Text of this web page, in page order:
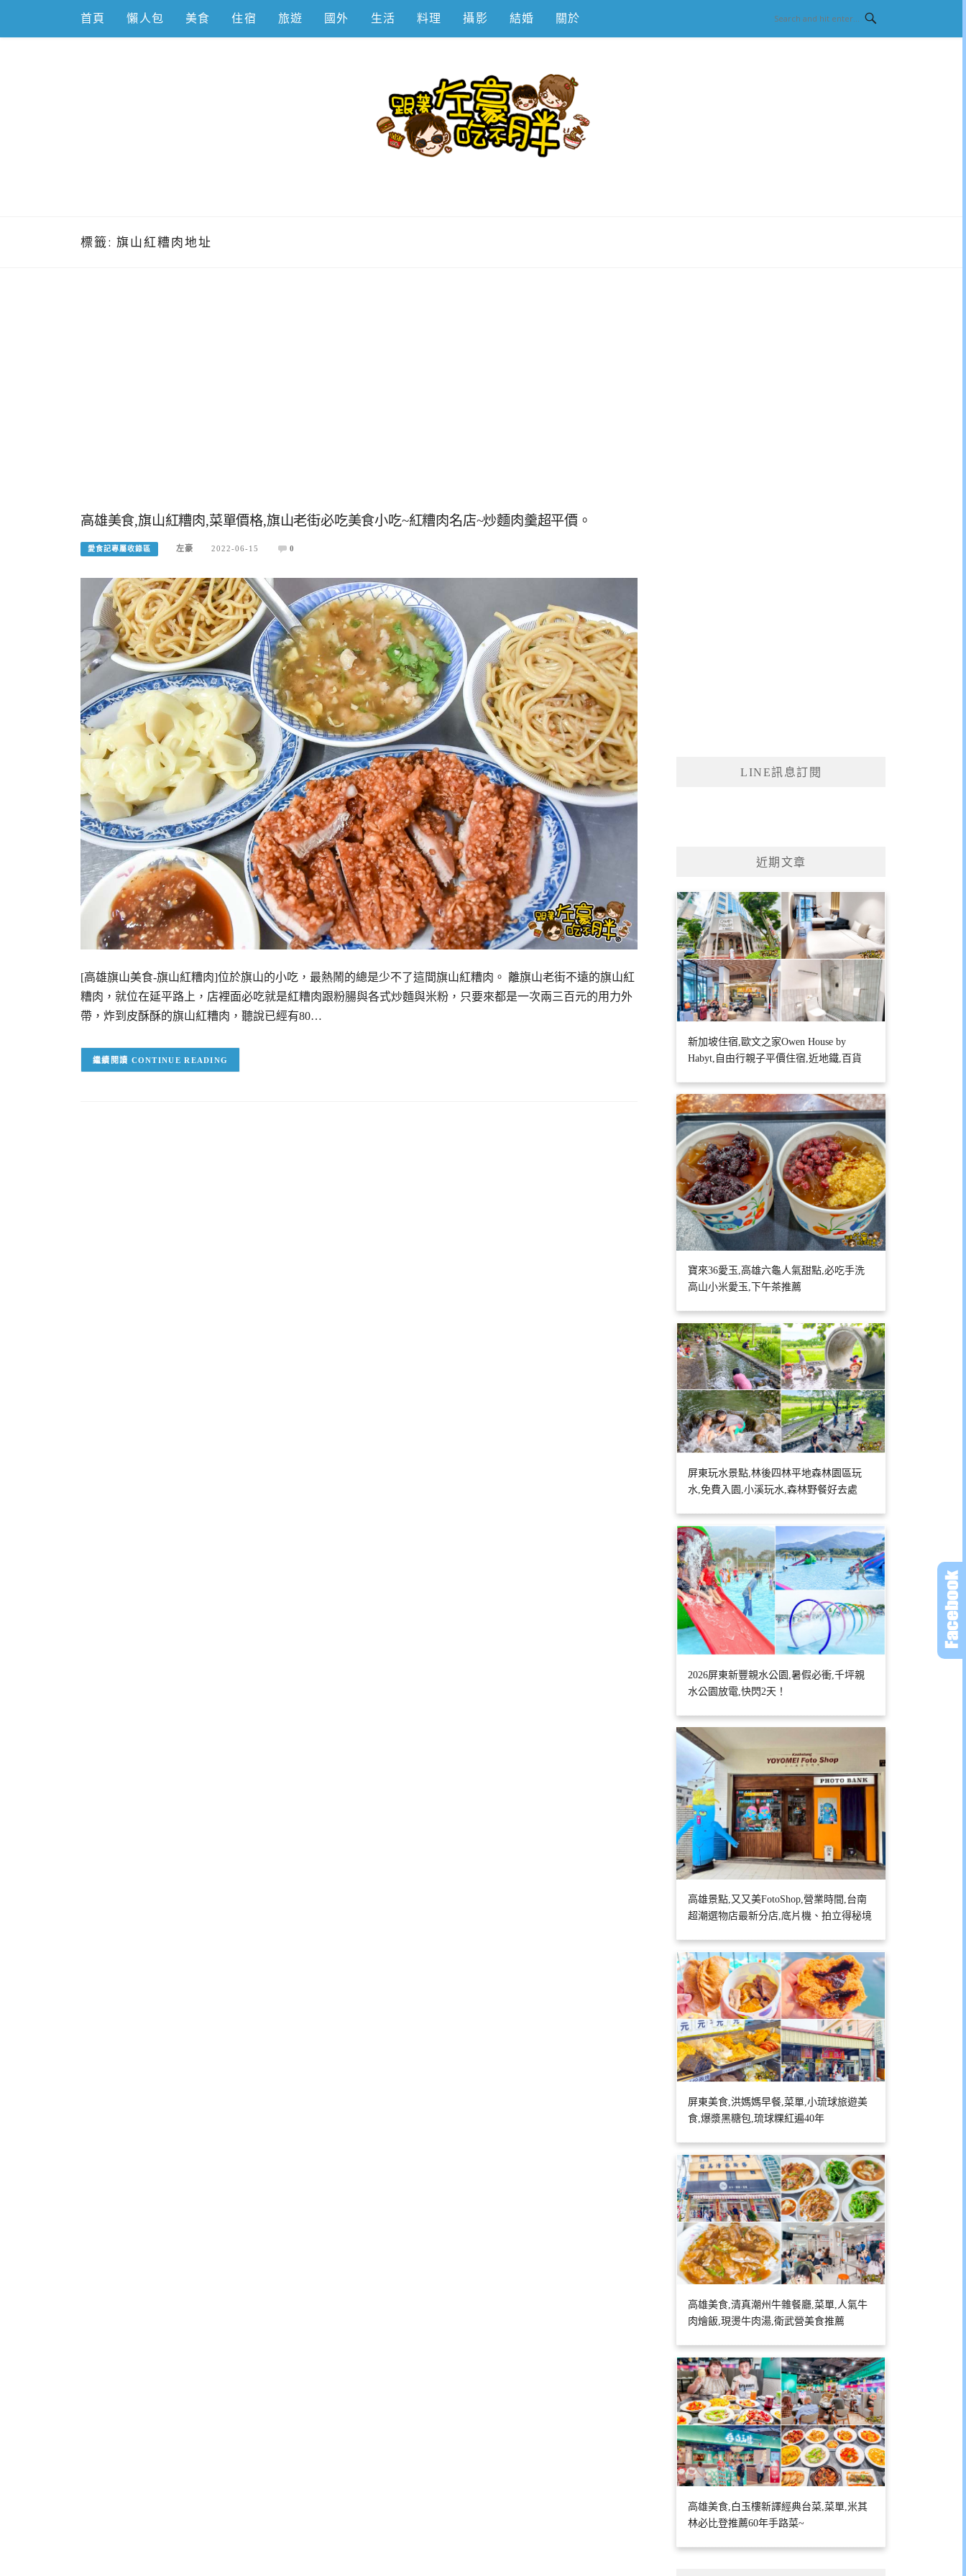
content
首頁 懶人包 美食 住宿 旅遊 國外 生活 料理 攝影 結婚 關於
標籤: 旗山紅糟肉地址
高雄美食,旗山紅糟肉,菜單價格,旗山老街必吃美食小吃~紅糟肉名店~炒麵肉羹超平價。
愛食記專屬收錄區 左豪 2022-06-15 0
[高雄旗山美食-旗山紅糟肉]位於旗山的小吃，最熱鬧的總是少不了這間旗山紅糟肉。 離旗山老街不遠的旗山紅
糟肉，就位在延平路上，店裡面必吃就是紅糟肉跟粉腸與各式炒麵與米粉，只要來都是一次兩三百元的用力外
帶，炸到皮酥酥的旗山紅糟肉，聽說已經有80…
CONTINUE READING
LINE訊息訂閱
近期文章
新加坡住宿,歐文之家Owen House by
Habyt,自由行親子平價住宿,近地鐵,百貨
寶來36愛玉,高雄六龜人氣甜點,必吃手洗
高山小米愛玉,下午茶推薦
屏東玩水景點,林後四林平地森林園區玩
水,免費入園,小溪玩水,森林野餐好去處
2026屏東新豐親水公園,暑假必衝,千坪親
水公園放電,快閃2天！
高雄景點,又又美FotoShop,營業時間,台南
超潮選物店最新分店,底片機、拍立得秘境
屏東美食,洪媽媽早餐,菜單,小琉球旅遊美
食,爆漿黑糖包,琉球粿紅遍40年
高雄美食,清真潮州牛雜餐廳,菜單,人氣牛
肉燴飯,現燙牛肉湯,衛武營美食推薦
高雄美食,白玉樓新譯經典台菜,菜單,米其
林必比登推薦60年手路菜~